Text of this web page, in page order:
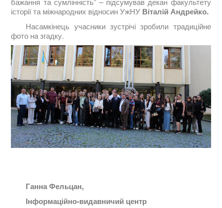
історії та міжнародних відносин УжНУ ВіталійАндрейко.
Насамкінець учасники зустрічі зробили традиційне
фото на згадку.
Ганна Фельцан,
Інформаційно-видавничий центр